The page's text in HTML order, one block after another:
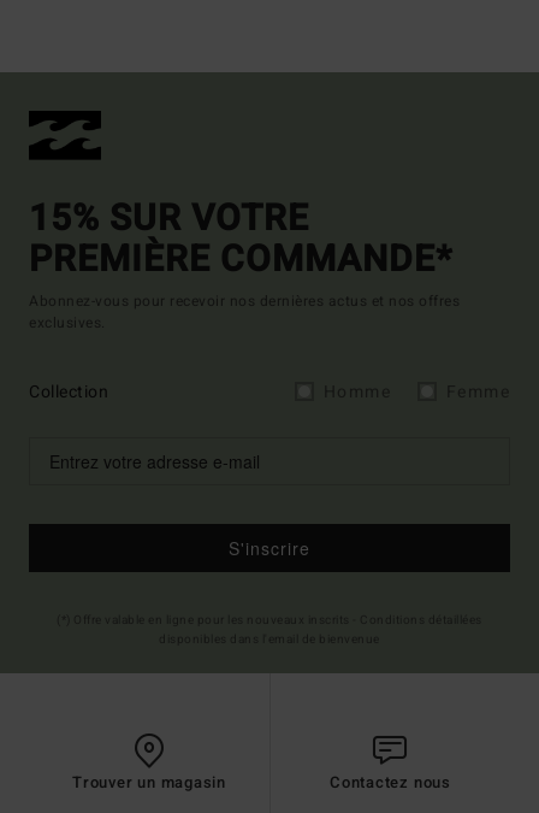
15% SUR VOTRE
PREMIÈRE COMMANDE*
Abonnez-vous pour recevoir nos dernières actus et nos offres
exclusives.
Collection
S'inscrire
Trouver un magasin Contactez nous